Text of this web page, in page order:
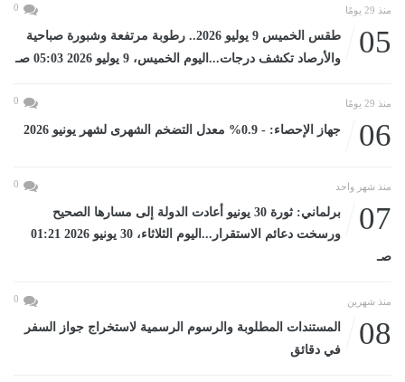
منذ 29 يومًا 0
05
طقس الخميس 9 يوليو 2026.. رطوبة مرتفعة وشبورة صباحية
والأرصاد تكشف درجات...اليوم الخميس، 9 يوليو 2026 05:03 صـ
منذ 29 يومًا 0
06 جهاز الإحصاء: - 0.9% معدل التضخم الشهرى لشهر يونيو 2026
منذ شهر واحد 0
07
برلماني: ثورة 30 يونيو أعادت الدولة إلى مسارها الصحيح
ورسخت دعائم الاستقرار...اليوم الثلاثاء، 30 يونيو 2026 01:21
صـ
منذ شهرين 0
08
المستندات المطلوبة والرسوم الرسمية لاستخراج جواز السفر
في دقائق